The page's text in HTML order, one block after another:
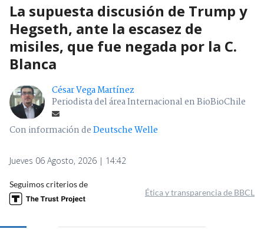
La supuesta discusión de Trump y
Hegseth, ante la escasez de
misiles, que fue negada por la C.
Blanca
César Vega Martínez
Periodista del área Internacional en BioBioChile
Con información deDeutsche Welle
Jueves 06 Agosto, 2026 | 14:42
Seguimos criterios de
Ética y transparencia de BBCL